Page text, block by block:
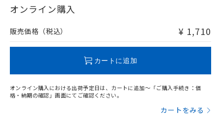
在庫等で未対応品が混在する可能性があります。
問い合わせください。
オンライン購入
販売価格（税込） ¥ 1,710
カートに追加
オンライン購入における出荷予定日は、カートに追加～「ご購入手続き：価
格・納期の確認」画面にてご確認ください。
カートをみる